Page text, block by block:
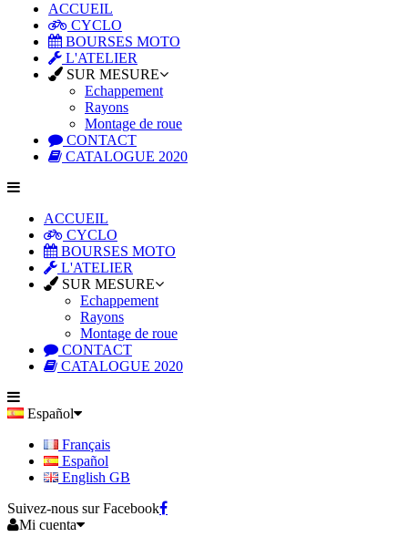
ACCUEIL
CYCLO
BOURSES MOTO
L'ATELIER
SUR MESURE
Echappement
Rayons
Montage de roue
CONTACT
CATALOGUE 2020
ACCUEIL
CYCLO
BOURSES MOTO
L'ATELIER
SUR MESURE
Echappement
Rayons
Montage de roue
CONTACT
CATALOGUE 2020
Español
Français
Español
English GB
Suivez-nous sur Facebook
Mi cuenta